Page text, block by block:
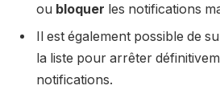
ou bloquer les notifications
Il est également possible de
la liste pour arrêter
notifications.